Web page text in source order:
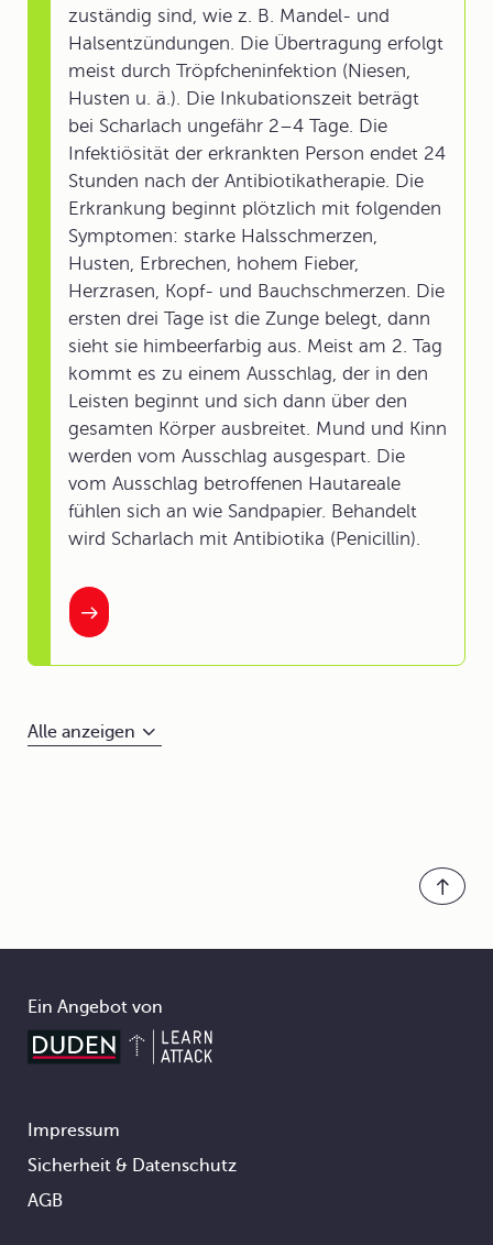
zuständig sind, wie z. B. Mandel- und
Halsentzündungen. Die Übertragung erfolgt
meist durch Tröpfcheninfektion (Niesen,
Husten u. ä.). Die Inkubationszeit beträgt
bei Scharlach ungefähr 2–4 Tage. Die
Infektiösität der erkrankten Person endet 24
Stunden nach der Antibiotikatherapie. Die
Erkrankung beginnt plötzlich mit folgenden
Symptomen: starke Halsschmerzen,
Husten, Erbrechen, hohem Fieber,
Herzrasen, Kopf- und Bauchschmerzen. Die
ersten drei Tage ist die Zunge belegt, dann
sieht sie himbeerfarbig aus. Meist am 2. Tag
kommt es zu einem Ausschlag, der in den
Leisten beginnt und sich dann über den
gesamten Körper ausbreitet. Mund und Kinn
werden vom Ausschlag ausgespart. Die
vom Ausschlag betroffenen Hautareale
fühlen sich an wie Sandpapier. Behandelt
wird Scharlach mit Antibiotika (Penicillin).
Alle anzeigen
Ein Angebot von
Footer
Impressum
Sicherheit & Datenschutz
AGB